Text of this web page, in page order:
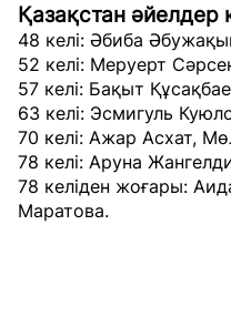
Қазақстан әйелдер
48 келі: Әбиба
52 келі: Меруерт
57 келі: Бақыт
63 келі: Эсмигуль
70 келі: Ажар Асхат,
78 келі: Аруна
78 келіден жоғары:
Маратова.